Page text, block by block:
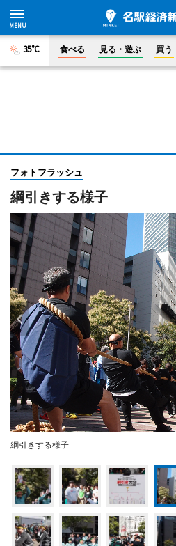
35°C 食べる 見る・遊ぶ 買う
フォトフラッシュ
綱引きする様子
綱引きする様子